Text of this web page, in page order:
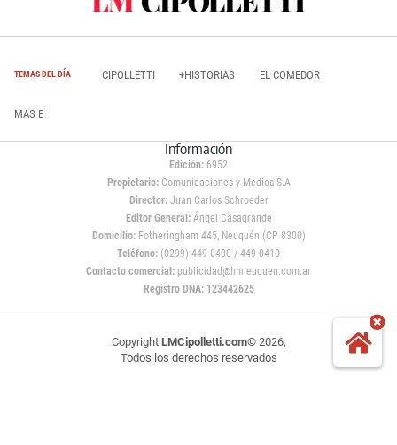
TEMAS DEL DÍA CIPOLLETTI +HISTORIAS EL COMEDOR
MAS E
Información
Edición: 6952
Propietario:Comunicaciones y Medios S.A
Director: Juan Carlos Schroeder
Editor General:Ángel Casagrande
Domicilio:Fotheringham 445, Neuquén (CP 8300)
Teléfono: (0299) 449 0400 / 449 0410
Contacto comercial: publicidad@lmneuquen.com.ar
Registro DNA: 123442625
Copyright LMCipolletti.com© 2026,
Todos los derechos reservados